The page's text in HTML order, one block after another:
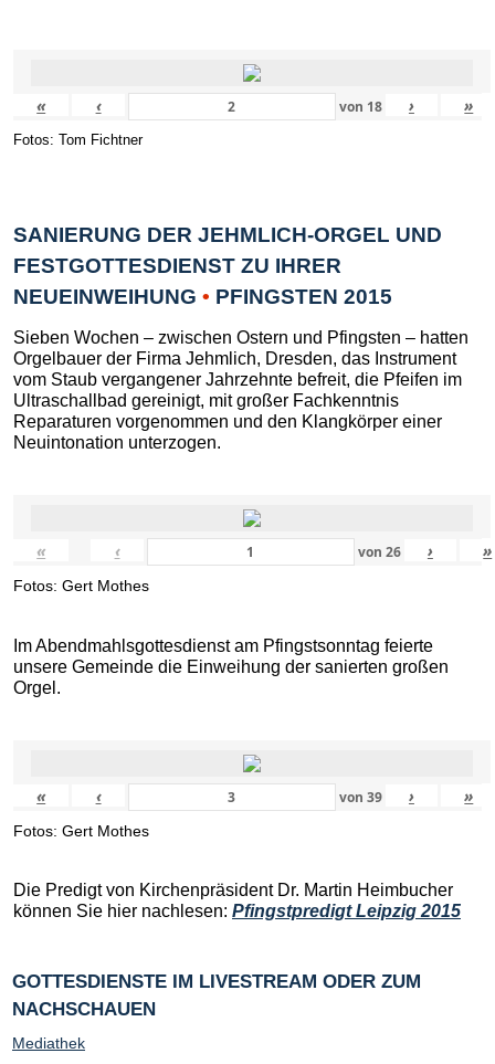
« ‹ von 18 › »
Fotos: Tom Fichtner
SANIERUNG DER JEHMLICH-ORGEL UND
FESTGOTTESDIENST ZU IHRER
NEUEINWEIHUNG • PFINGSTEN 2015
Sieben Wochen – zwischen Ostern und Pfingsten – hatten
Orgelbauer der Firma Jehmlich, Dresden, das Instrument
vom Staub vergangener Jahrzehnte befreit, die Pfeifen im
Ultraschallbad gereinigt, mit großer Fachkenntnis
Reparaturen vorgenommen und den Klangkörper einer
Neuintonation unterzogen.
« ‹ von 26 › »
Fotos: Gert Mothes
Im Abendmahlsgottesdienst am Pfingstsonntag feierte
unsere Gemeinde die Einweihung der sanierten großen
Orgel.
« ‹ von 39 › »
Fotos: Gert Mothes
Die Predigt von Kirchenpräsident Dr. Martin Heimbucher
können Sie hier nachlesen: Pfingstpredigt Leipzig 2015
GOTTESDIENSTE IM LIVESTREAM ODER ZUM
NACHSCHAUEN
Mediathek